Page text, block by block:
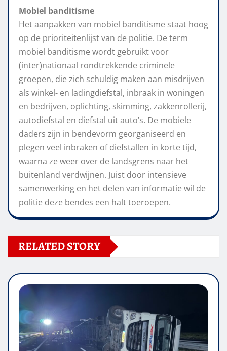
Mobiel banditisme
Het aanpakken van mobiel banditisme staat hoog
op de prioriteitenlijst van de politie. De term
mobiel banditisme wordt gebruikt voor
(inter)nationaal rondtrekkende criminele
groepen, die zich schuldig maken aan misdrijven
als winkel- en ladingdiefstal, inbraak in woningen
en bedrijven, oplichting, skimming, zakkenrollerij,
autodiefstal en diefstal uit auto’s. De mobiele
daders zijn in bendevorm georganiseerd en
plegen veel inbraken of diefstallen in korte tijd,
waarna ze weer over de landsgrens naar het
buitenland verdwijnen. Juist door intensieve
samenwerking en het delen van informatie wil de
politie deze bendes een halt toeroepen.
RELATED STORY